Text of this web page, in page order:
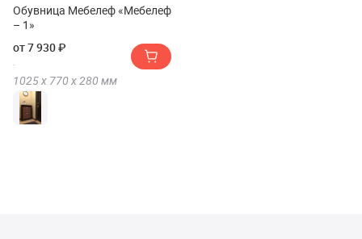
Обувница Мебелеф «Мебелеф
– 1»
от 7 930 ₽
1025 х 770 х280 мм